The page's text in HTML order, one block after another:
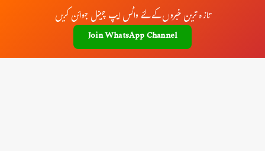
تازہ ترین خبروں کے لئے واٹس ایپ چینل جوائن کریں
Join WhatsApp Channel